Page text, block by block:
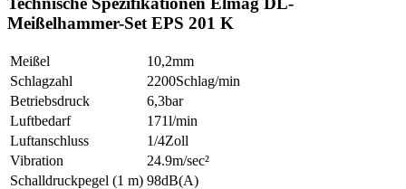
Meißelhammer-Set EPS 201 K
Meißel
10,2mm
Schlagzahl
2200Schlag/min
Betriebsdruck
6,3bar
Luftbedarf
171l/min
Luftanschluss
1/4Zoll
Vibration
24.9m/sec²
Schalldruckpegel (1 m) 98dB(A)